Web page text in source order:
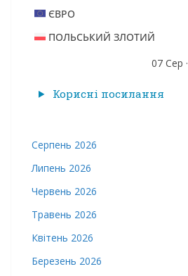
ЄВРО
ПОЛЬСЬКИЙ ЗЛОТИЙ
07 Сер ·
Корисні посилання
Серпень 2026
Липень 2026
Червень 2026
Травень 2026
Квітень 2026
Березень 2026